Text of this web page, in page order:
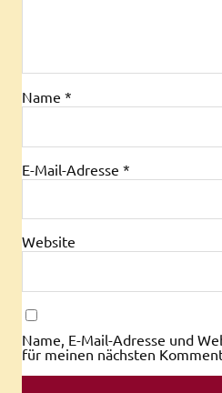
Name *
E-Mail-Adresse *
Website
Name, E-Mail-Adresse und
für meinen nächsten